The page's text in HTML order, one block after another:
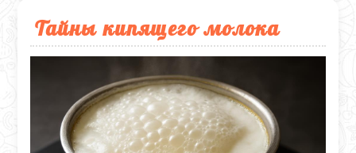
Тайны кипящего молока